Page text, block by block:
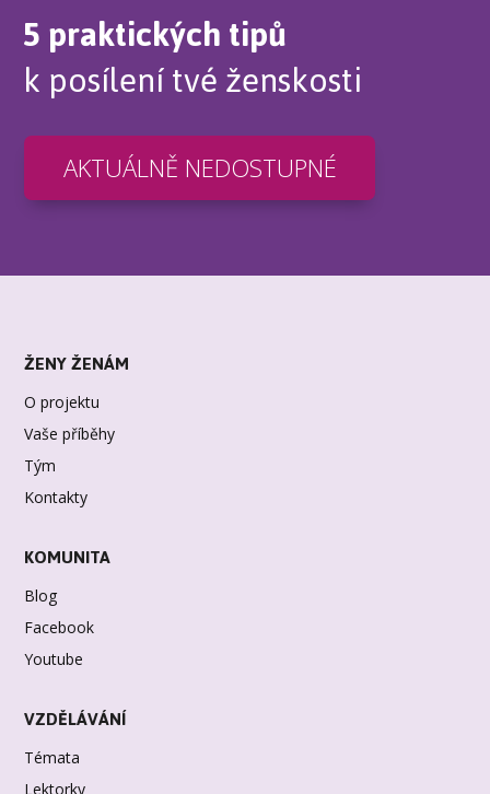
5 praktických tipů
k posílení tvé ženskosti
AKTUÁLNĚ NEDOSTUPNÉ
ŽENY ŽENÁM
O projektu
Vaše příběhy
Tým
Kontakty
KOMUNITA
Blog
Facebook
Youtube
VZDĚLÁVÁNÍ
Témata
Lektorky